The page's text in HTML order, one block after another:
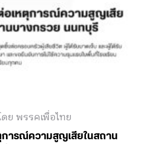
ดย พรรคเพื่อไทย
การณ์ความสูญเสียในสถาน